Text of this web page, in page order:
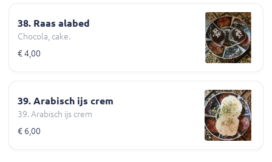
38. Raas alabed
Chocola, cake.
€ 4,00
39. Arabisch ijs crem
39. Arabisch ijs crem
€ 6,00